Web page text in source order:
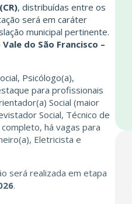
, distribuídas entre os
será em caráter
municipal pertinente.
do São Francisco –
Psicólogo(a),
para profissionais
Social (maior
Social, Técnico de
há vagas para
Eletricista e
será realizada em etapa
.